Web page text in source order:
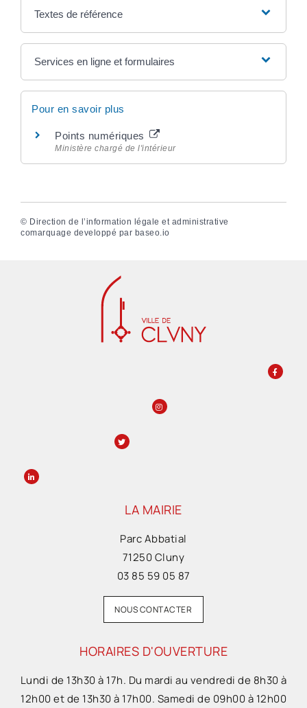
Textes de référence
Services en ligne et formulaires
Pour en savoir plus
Points numériques
Ministère chargé de l'intérieur
© Direction de l’information légale et administrative
comarquage developpé par baseo.io
LA MAIRIE
Parc Abbatial
71250 Cluny
03 85 59 05 87
NOUS CONTACTER
HORAIRES D'OUVERTURE
Lundi de 13h30 à 17h. Du mardi au vendredi de 8h30 à
12h00 et de 13h30 à 17h00. Samedi de 09h00 à 12h00